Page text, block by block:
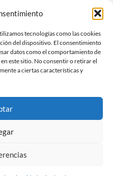
tecnologías como las cookies
del dispositivo. El consentimiento
datos como el comportamiento de
este sitio. No consentir o retirar el
a ciertas características y
.